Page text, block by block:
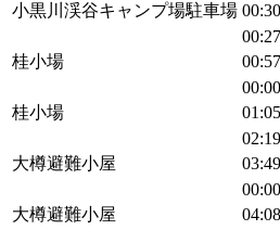
小黒川渓谷キャンプ場駐車場
桂小場
桂小場
大樽避難小屋
大樽避難小屋